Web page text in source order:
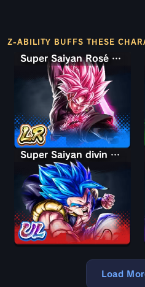
Z-ABILITY BUFFS THESE
Super Saiyan Rosé - Ultra Super méchant Goku Black
Super Saiyan divin SS Gogeta
Load